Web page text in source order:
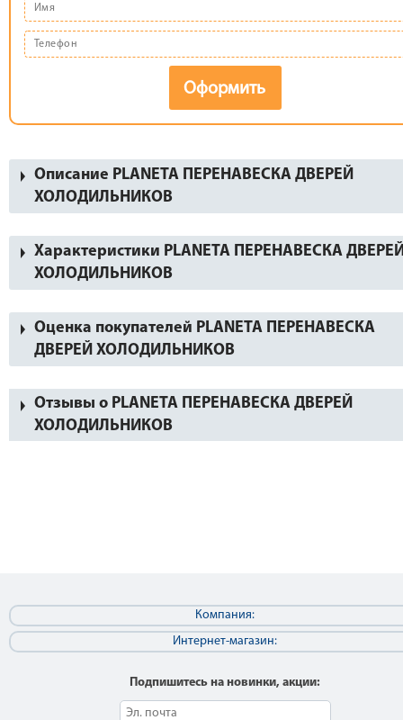
Оформить
Описание PLANETA ПЕРЕНАВЕСКА ДВЕРЕЙ
ХОЛОДИЛЬНИКОВ
Характеристики PLANETA ПЕРЕНАВЕСКА
ХОЛОДИЛЬНИКОВ
Оценка покупателей PLANETA ПЕРЕНАВЕСКА
ДВЕРЕЙ ХОЛОДИЛЬНИКОВ
Отзывы о PLANETA ПЕРЕНАВЕСКА ДВЕРЕЙ
ХОЛОДИЛЬНИКОВ
Компания:
Интернет-магазин:
Подпишитесь на новинки, акции: